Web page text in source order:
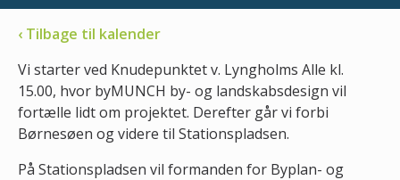
‹ Tilbage til kalender
Vi starter ved Knudepunktet v. Lyngholms Alle kl.
15.00, hvor byMUNCH by- og landskabsdesign vil
fortælle lidt om projektet. Derefter går vi forbi
Børnesøen og videre til Stationspladsen.
På Stationspladsen vil formanden for Byplan- og